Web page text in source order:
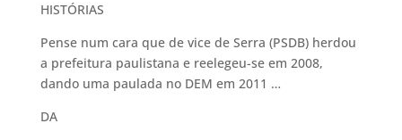
HISTÓRIAS
Pense num cara que de vice de Serra (PSDB) herdou
a prefeitura paulistana e reelegeu-se em 2008,
dando uma paulada no DEM em 2011 …
DA